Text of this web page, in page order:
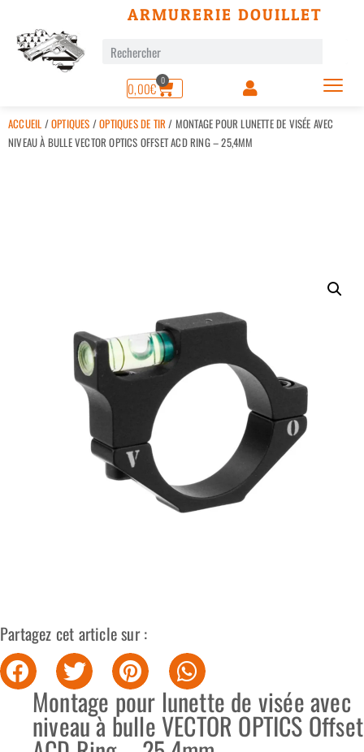
ARMURERIE DOUILLET
0,00€ 0
ACCUEIL /OPTIQUES /OPTIQUES DE TIR / MONTAGE POUR LUNETTE DE VISÉE AVEC
NIVEAU À BULLE VECTOR OPTICS OFFSET ACD RING – 25,4MM
Partagez cet article sur :
Montage pour lunette de visée avec
niveau à bulle VECTOR OPTICS Offset